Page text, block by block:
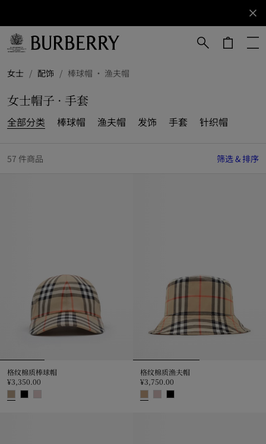
订阅获取
Burberry
品牌资
女士 / 配饰 / 棒球帽 · 渔夫帽
女士帽子 · 手套
全部分类 棒球帽 渔夫帽 发饰 手套 针织帽
57 件商品 筛选 & 排序
格纹棉质棒球帽
¥3,350.00
格纹棉质渔夫帽
¥3,750.00